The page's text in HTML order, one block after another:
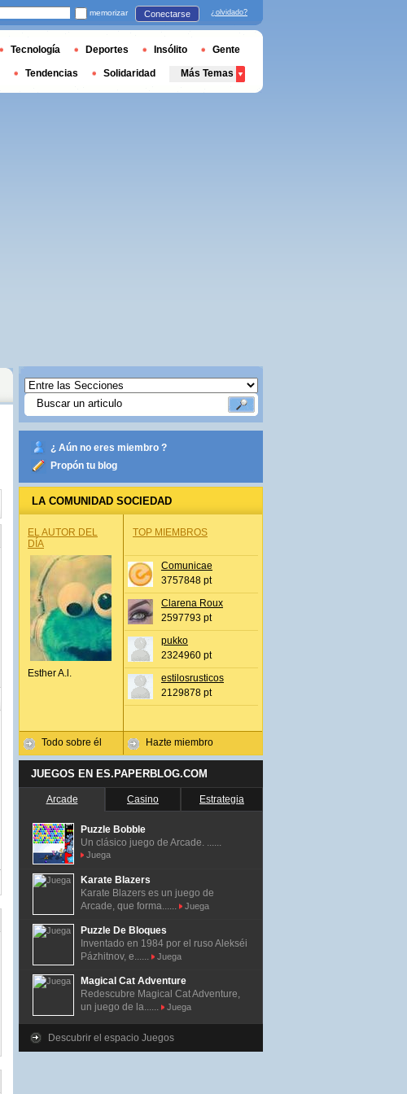
¿ Aún no eres miembro ?
Propón tu blog
LA COMUNIDAD SOCIEDAD
EL AUTOR DEL
DÍA
Esther A.l.
Todo sobre él
TOP MIEMBROS
Comunicae
3757848 pt
Clarena Roux
2597793 pt
pukko
2324960 pt
estilosrusticos
2129878 pt
Hazte miembro
JUEGOS EN ES.PAPERBLOG.COM
Arcade Casino Estrategia
Puzzle Bobble
Un clásico juego de Arcade. ......
Juega
Karate Blazers
Karate Blazers es un juego de
Arcade, que forma......
Juega
Puzzle De Bloques
Inventado en 1984 por el ruso Alekséi
Pázhitnov, e......
Juega
Magical Cat Adventure
Redescubre Magical Cat Adventure,
un juego de la......
Juega
Descubrir el espacio Juegos
memorizar Conectarse ¿olvidado?
Tecnología Deportes Insólito Gente
Tendencias Solidaridad Más Temas